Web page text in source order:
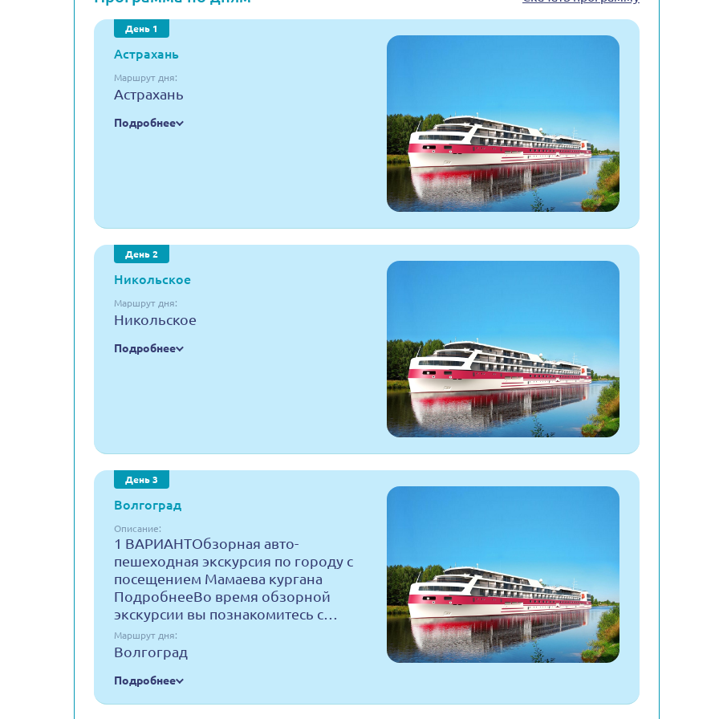
День 1
Астрахань
Маршрут дня:
Астрахань
Подробнее
День 2
Никольское
Маршрут дня:
Никольское
Подробнее
День 3
Волгоград
Описание:
1 ВАРИАНТОбзорная авто-
пешеходная экскурсия по городу с
посещением Мамаева кургана
ПодробнееВо время обзорной
экскурсии вы познакомитесь с…
Маршрут дня:
Волгоград
Подробнее